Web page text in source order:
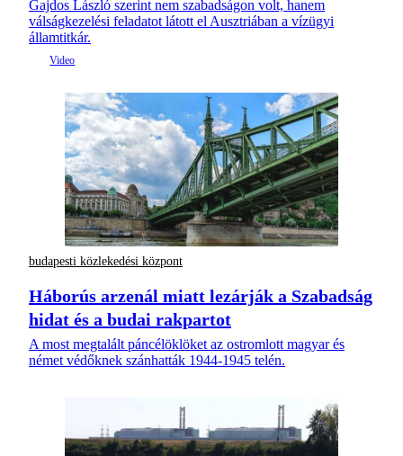
Gajdos László szerint nem szabadságon volt, hanem
válságkezelési feladatot látott el Ausztriában a vízügyi
államtitkár.
budapesti közlekedési központ
Háborús arzenál miatt lezárják a Szabadság
hidat és a budai rakpartot
A most megtalált páncélöklöket az ostromlott magyar és
német védőknek szánhatták 1944-1945 telén.